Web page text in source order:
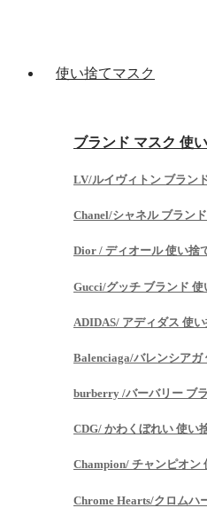
使い捨てマスク
ブランド マスク 使
LV/ルイヴィトン ブラン
Chanel/シャネル ブラン
Dior / ディオール 使い捨
Gucci/グッチ ブランド 使
ADIDAS/ アディダス 使
Balenciaga/バレンシアガ
burberry /バーバリー ブ
CDG/ かわくぼれい 使い
Champion/ チャンピオン
Chrome Hearts/クロムハ